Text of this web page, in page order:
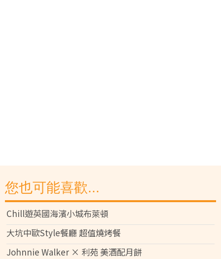
您也可能喜歡...
Chill遊英國海濱小城布萊頓
大坑中歐Style餐廳 超值燒烤餐
Johnnie Walker × 利苑 美酒配月餅